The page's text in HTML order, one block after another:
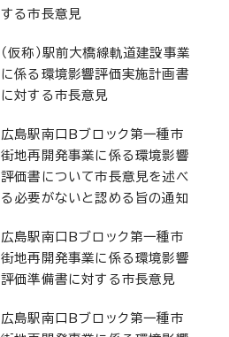
する市長意見
（仮称）駅前大橋線軌道建設事業
に係る環境影響評価実施計画書
に対する市長意見
広島駅南口Bブロック第一種市
街地再開発事業に係る環境影響
評価書について市長意見を述べ
る必要がないと認める旨の通知
広島駅南口Bブロック第一種市
街地再開発事業に係る環境影響
評価準備書に対する市長意見
広島駅南口Bブロック第一種市